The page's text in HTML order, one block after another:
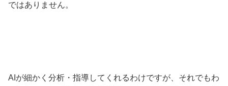
ではありません。
AIが細かく分析・指導してくれるわけですが、それでもわ